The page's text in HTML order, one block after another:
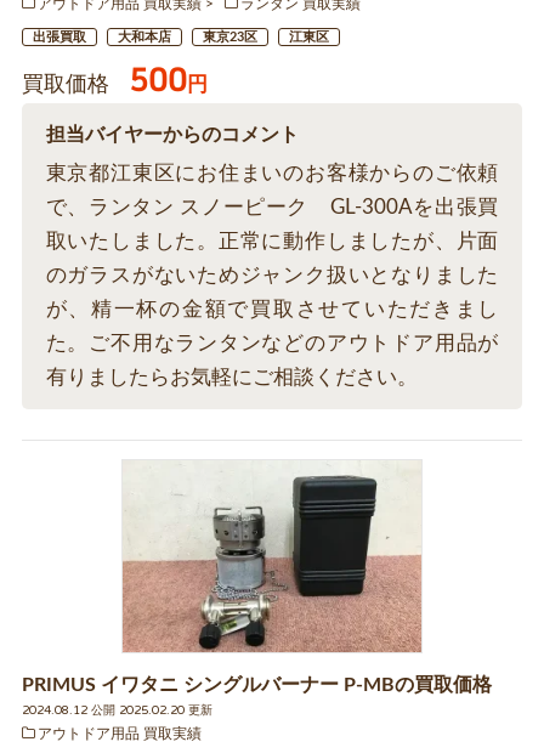
アウトドア用品 買取実績 ランタン 買取実績
出張買取 大和本店 東京23区 江東区
買取価格 500円
担当バイヤーからのコメント
東京都江東区にお住まいのお客様からのご依頼
で、ランタン スノーピーク GL-300Aを出張買
取いたしました。正常に動作しましたが、片面
のガラスがないためジャンク扱いとなりました
が、精一杯の金額で買取させていただきまし
た。ご不用なランタンなどのアウトドア用品が
有りましたらお気軽にご相談ください。
PRIMUS イワタニ シングルバーナー P-MBの買取価格
2024.08.12 公開 2025.02.20 更新
アウトドア用品 買取実績